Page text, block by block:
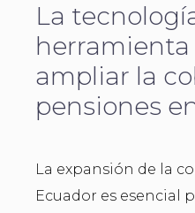
La
herramienta
ampliar la
pensiones
La expansión de la
Ecuador es esencial